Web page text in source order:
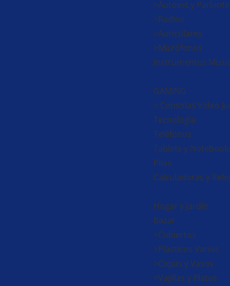
>Autoest.y
>Radios
>Auriculares
>Micrófonos
Instrumentos
GAMING
> Consolas Video
Tecnología
Teléfonos
Tablets y
Pilas
Calculadoras y
Hogar y Jardín
Bazar
>Cubiertos
>Plásticos Varios
>Copas y Vasos
>Vajillas y Platos